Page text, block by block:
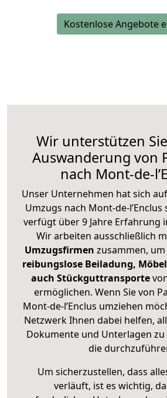
Kostenlose Angebote
Wir unterstützen
Auswanderung von
nach Mont-de-
Unser Unternehmen hat sich
Umzugs nach Mont-de-
verfügt über 9 Jahre Erfahrung
Wir arbeiten ausschließlich
Umzugsfirmen zusammen,
reibungslose Beiladung,
auch Stückguttransporte
ermöglichen. Wenn Sie von
Mont-de-l’Enclus umziehen
Netzwerk Ihnen dabei helfen,
Dokumente und Unterlagen
die
Um sicherzustellen, dass
verläuft, ist es wichtig,